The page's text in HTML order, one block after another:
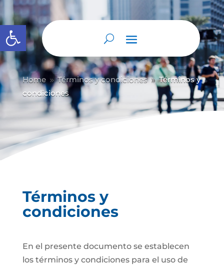
Abrir barra de herramientas
Home 9 Términos y condiciones 9 Términos y
condiciones
Términos y
condiciones
En el presente documento se establecen
los términos y condiciones para el uso de